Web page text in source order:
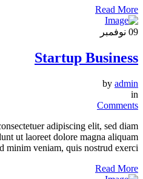
Read More
09 نوفمبر
Startup Business
by admin
in
Comments
adipiscing elit, sed diam
ut laoreet dolore magna aliquam
veniam, quis nostrud exerci...
Read More